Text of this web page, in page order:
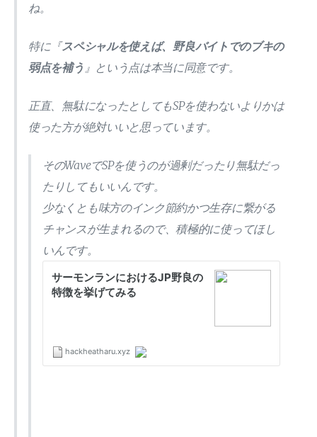
ね。
特に『スペシャルを使えば、野良バイトでのブキの
弱点を補う 』という点は本当に同意です。
正直、無駄になったとしてもSPを使わないよりかは
使った方が絶対いいと思っています。
そのWaveでSPを使うのが過剰だったり無駄だっ
たりしてもいいんです。
少なくとも味方のインク節約かつ生存に繋がる
チャンスが生まれるので、積極的に使ってほし
いんです。